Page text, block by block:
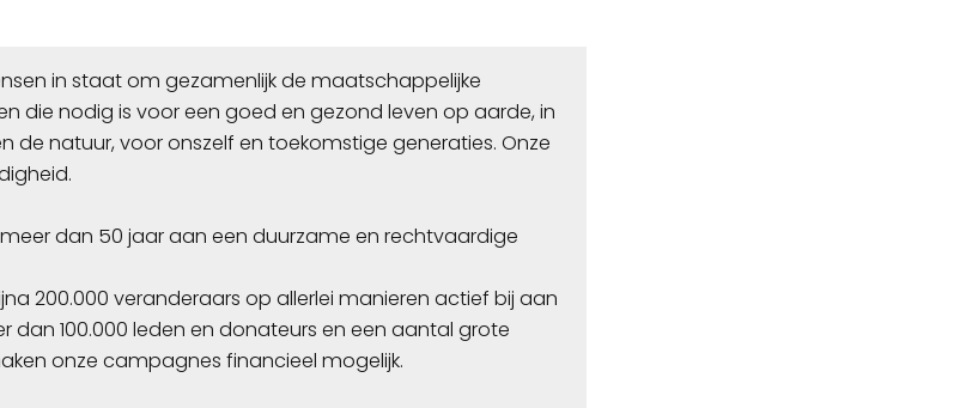
in staat om gezamenlijk de maatschappelijke
die nodig is voor een goed en gezond leven op aarde, in
de natuur, voor onszelf en toekomstige generaties. Onze
dan 50 jaar aan een duurzame en rechtvaardige
200.000 veranderaars op allerlei manieren actief bij aan
dan 100.000 leden en donateurs en een aantal grote
onze campagnes financieel mogelijk.